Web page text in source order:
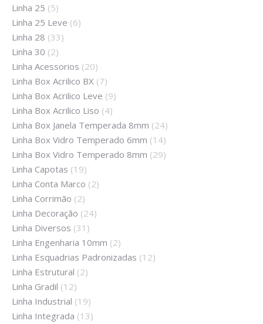
Linha 25 (5)
Linha 25 Leve (6)
Linha 28 (33)
Linha 30 (2)
Linha Acessorios (20)
Linha Box Acrilico BX (7)
Linha Box Acrilico Leve (9)
Linha Box Acrilico Liso (4)
Linha Box Janela Temperada 8mm (24)
Linha Box Vidro Temperado 6mm (14)
Linha Box Vidro Temperado 8mm (29)
Linha Capotas (19)
Linha Conta Marco (2)
Linha Corrimão (2)
Linha Decoração (24)
Linha Diversos (31)
Linha Engenharia 10mm (2)
Linha Esquadrias Padronizadas (12)
Linha Estrutural (2)
Linha Gradil (12)
Linha Industrial (19)
Linha Integrada (13)